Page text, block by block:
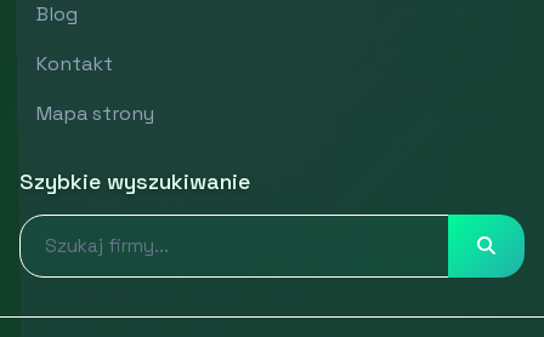
Blog
Kontakt
Mapa strony
Szybkie wyszukiwanie